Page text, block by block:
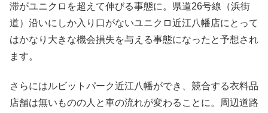
滞がユニクロを超えて伸びる事態に。県道26号線（浜街
道）沿いにしか入り口がないユニクロ近江八幡店にとって
はかなり大きな機会損失を与える事態になったと予想され
ます。
さらにはルビットパーク近江八幡ができ、競合する衣料品
店舗は無いものの人と車の流れが変わることに。周辺道路